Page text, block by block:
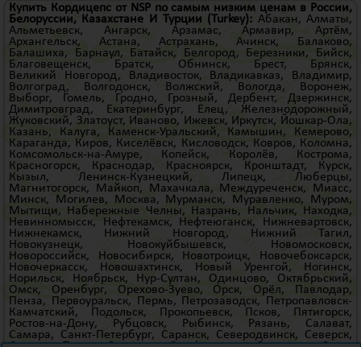
Купить Кордицепс от NSP по самым низким ценам в России,
Белоруссии, Казахстане И Турции (Turkey): Абакан,Алматы,
Альметьевск, Ангарск, Арзамас,Армавир,Артём,
Архангельск, Астана, Астрахань,Ачинск, Балаково,
Балашиха, Барнаул, Батайск, Белгород, Березники, Бийск,
Благовещенск, Братск, Обнинск, Брест, Брянск,
Великий Новгород, Владивосток, Владикавказ, Владимир,
Волгоград, Волгодонск, Волжский, Вологда, Воронеж,
Выборг, Гомель, Гродно, Грозный,Дербент,Дзержинск,
Димитровград, Екатеринбург, Елец, Железнодорожный,
Жуковский, Златоуст, Иваново, Ижевск, Иркутск, Йошкар-Ола,
Казань, Калуга, Каменск-Уральский, Камышин, Кемерово,
Караганда, Киров, Киселёвск, Кисловодск, Ковров, Коломна,
Комсомольск-на-Амуре, Копейск, Королёв, Кострома,
Красногорск, Краснодар, Красноярск, Кронштадт, Курск,
Кызыл, Ленинск-Кузнецкий,Липецк,Люберцы,
Магнитогорск, Майкоп, Махачкала, Междуреченск, Миасс,
Минск, Могилев, Москва, Мурманск, Муравленко, Муром,
Мытищи, Набережные Челны, Назрань, Нальчик, Находка,
Невинномысск, Нефтекамск, Нефтеюганск, Нижневартовск,
Нижнекамск, Нижний Новгород, Нижний Тагил,
Новокузнецк, Новокуйбышевск, Новомосковск,
Новороссийск, Новосибирск, Новотроицк, Новочебоксарск,
Новочеркасск, Новошахтинск, Новый Уренгой, Ногинск,
Норильск, Ноябрьск, Нур-Султан, Одинцово, Октябрьский,
Омск, Оренбург, Орехово-Зуево, Орск, Орёл, Павлодар,
Пенза, Первоуральск, Пермь, Петрозаводск,
Петропавловск-
Камчатский, Подольск, Прокопьевск, Псков, Пятигорск,
Ростов-на-Дону, Рубцовск, Рыбинск, Рязань, Салават,
Самара, Санкт-Петербург, Саранск, Северодвинск, Северск,